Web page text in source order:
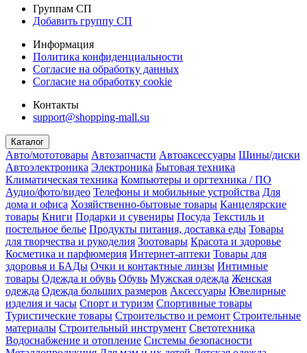
Группам СП
Добавить группу СП
Информация
Политика конфиденциальности
Согласие на обработку данных
Согласие на обработку cookie
Контакты
support@shopping-mall.su
Каталог
Авто/мототовары Автозапчасти Автоаксессуары Шины/диски
Автоэлектроника Электроника Бытовая техника
Климатическая техника Компьютеры и оргтехника / ПО
Аудио/фото/видео Телефоны и мобильные устройства Для
дома и офиса Хозяйственно-бытовые товары Канцелярские
товары Книги Подарки и сувениры Посуда Текстиль и
постельное белье Продукты питания, доставка еды Товары
для творчества и рукоделия Зоотовары Красота и здоровье
Косметика и парфюмерия Интернет-аптеки Товары для
здоровья и БАДы Очки и контактные линзы Интимные
товары Одежда и обувь Обувь Мужская одежда Женская
одежда Одежда больших размеров Аксессуары Ювелирные
изделия и часы Спорт и туризм Спортивные товары
Туристические товары Строительство и ремонт Строительные
материалы Строительный инструмент Светотехника
Водоснабжение и отопление Системы безопасности